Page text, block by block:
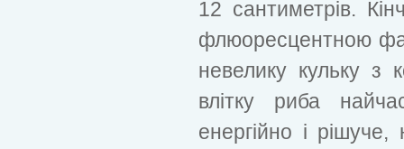
12 сантиметрів.
флюоресцентною
невелику кульку з
влітку риба
енергійно і